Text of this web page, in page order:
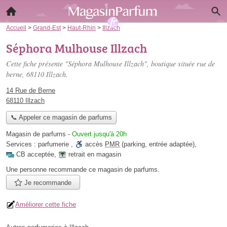
Accueil > Grand-Est > Haut-Rhin > Illzach
Séphora Mulhouse Illzach
Cette fiche présente "Séphora Mulhouse Illzach", boutique située rue de
berne, 68110 Illzach.
14 Rue de Berne
68110 Illzach
📞 Appeler ce magasin de parfums
Magasin de parfums - Ouvert jusqu'à 20h
Services : parfumerie , accès PMR (parking, entrée adaptée),
CB acceptée,
retrait en magasin
Une personne recommande ce magasin de parfums.
Je recommande
Améliorer cette fiche